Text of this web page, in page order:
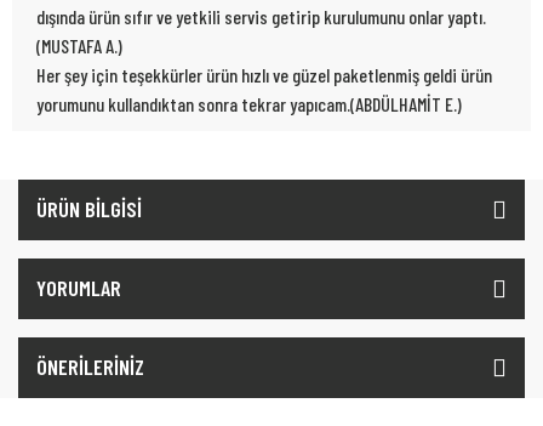
dışında ürün sıfır ve yetkili servis getirip kurulumunu onlar yaptı.
(MUSTAFA A.)
Her şey için teşekkürler ürün hızlı ve güzel paketlenmiş geldi ürün
yorumunu kullandıktan sonra tekrar yapıcam.(ABDÜLHAMİT E.)
ÜRÜN BİLGİSİ
YORUMLAR
ÖNERİLERİNİZ